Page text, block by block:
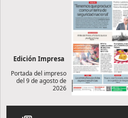
Edición Impresa
Portada del impreso
del 9 de agosto de
2026